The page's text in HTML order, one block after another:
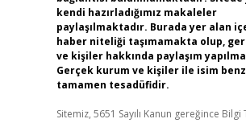
kendi hazırladığımız makaleler
paylaşılmaktadır. Burada yer alan
haber niteliği taşımamakta olup,
ve kişiler hakkında paylaşım
Gerçek kurum ve kişiler ile isim
tamamen tesadüfidir.
Sitemiz, 5651 Sayılı Kanun gereğince